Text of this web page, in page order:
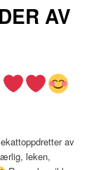
AV
av
leken,